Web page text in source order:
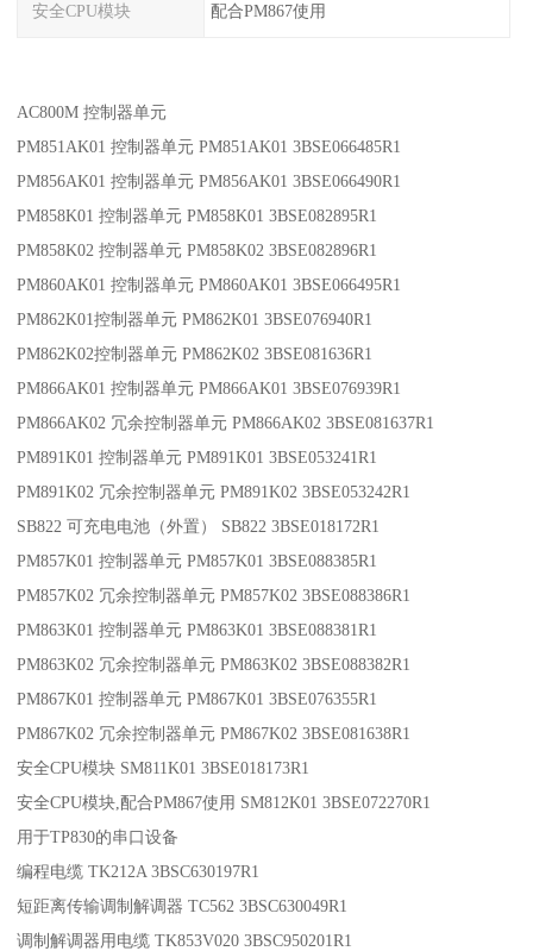
安全CPU模块 配合PM867使用
AC800M 控制器单元
PM851AK01 控制器单元 PM851AK01 3BSE066485R1
PM856AK01 控制器单元 PM856AK01 3BSE066490R1
PM858K01 控制器单元 PM858K01 3BSE082895R1
PM858K02 控制器单元 PM858K02 3BSE082896R1
PM860AK01 控制器单元 PM860AK01 3BSE066495R1
PM862K01控制器单元 PM862K01 3BSE076940R1
PM862K02控制器单元 PM862K02 3BSE081636R1
PM866AK01 控制器单元 PM866AK01 3BSE076939R1
PM866AK02 冗余控制器单元 PM866AK02 3BSE081637R1
PM891K01 控制器单元 PM891K01 3BSE053241R1
PM891K02 冗余控制器单元 PM891K02 3BSE053242R1
SB822 可充电电池（外置） SB822 3BSE018172R1
PM857K01 控制器单元 PM857K01 3BSE088385R1
PM857K02 冗余控制器单元 PM857K02 3BSE088386R1
PM863K01 控制器单元 PM863K01 3BSE088381R1
PM863K02 冗余控制器单元 PM863K02 3BSE088382R1
PM867K01 控制器单元 PM867K01 3BSE076355R1
PM867K02 冗余控制器单元 PM867K02 3BSE081638R1
安全CPU模块 SM811K01 3BSE018173R1
安全CPU模块,配合PM867使用 SM812K01 3BSE072270R1
用于TP830的串口设备
编程电缆 TK212A 3BSC630197R1
短距离传输调制解调器 TC562 3BSC630049R1
调制解调器用电缆 TK853V020 3BSC950201R1